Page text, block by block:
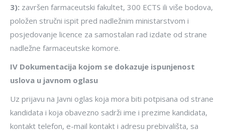
3): završen farmaceutski fakultet, 300 ECTS ili više bodova,
položen stručni ispit pred nadležnim ministarstvom i
posjedovanje licence za samostalan rad izdate od strane
nadležne farmaceutske komore.
IV Dokumentacija kojom se dokazuje ispunjenost
uslova u javnom oglasu
Uz prijavu na Javni oglas koja mora biti potpisana od strane
kandidata i koja obavezno sadrži ime i prezime kandidata,
kontakt telefon, e-mail kontakt i adresu prebivališta, sa